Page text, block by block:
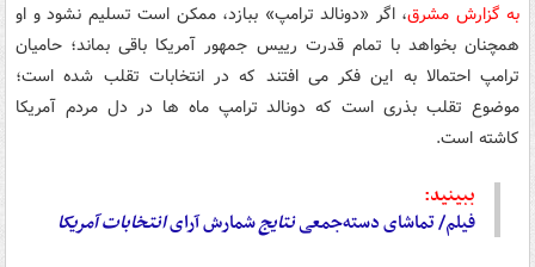
به گزارش مشرق، اگر «دونالد ترامپ» ببازد، ممکن است تسلیم نشود و او
همچنان بخواهد با تمام قدرت رییس جمهور آمریکا باقی بماند؛ حامیان
ترامپ احتمالا به این فکر می افتند که در انتخابات تقلب شده است؛
موضوع تقلب بذری است که دونالد ترامپ ماه ها در دل مردم آمریکا
کاشته است.
ببینید:
فیلم/ تماشای دسته‌جمعینتایجشمارش آرایانتخاباتآمریکا